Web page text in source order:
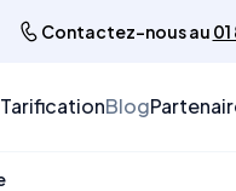
Contactez-nous au
TarificationBlog